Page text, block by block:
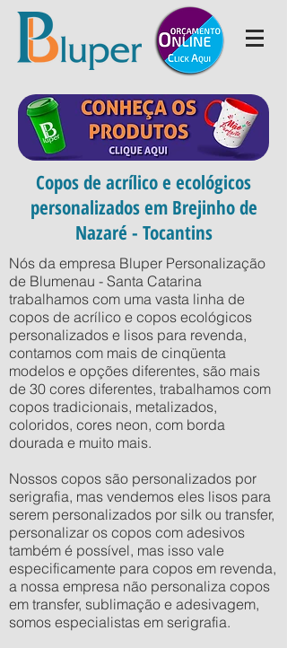
Copos de acrílico e ecológicos
personalizados em Brejinho de
Nazaré - Tocantins
Nós da empresa Bluper Personalização
de Blumenau - Santa Catarina
trabalhamos com uma vasta linha de
copos de acrílico e copos ecológicos
personalizados e lisos para revenda,
contamos com mais de cinqüenta
modelos e opções diferentes, são mais
de 30 cores diferentes, trabalhamos com
copos tradicionais, metalizados,
coloridos, cores neon, com borda
dourada e muito mais.
Nossos copos são personalizados por
serigrafia, mas vendemos eles lisos para
serem personalizados por silk ou transfer,
personalizar os copos com adesivos
também é possível, mas isso vale
especificamente para copos em revenda,
a nossa empresa não personaliza copos
em transfer, sublimação e adesivagem,
somos especialistas em serigrafia.